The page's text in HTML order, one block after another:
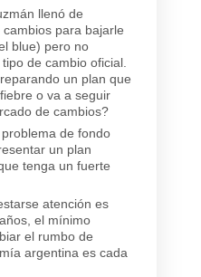
llenó de
para bajarle
blue) pero no
de cambio oficial.
un plan que
o va a seguir
de cambios?
de fondo
un plan
tenga un fuerte
atención es
el mínimo
el rumbo de
argentina es cada